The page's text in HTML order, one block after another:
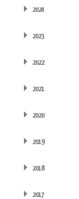
2024
2023
2022
2021
2020
2019
2018
2017